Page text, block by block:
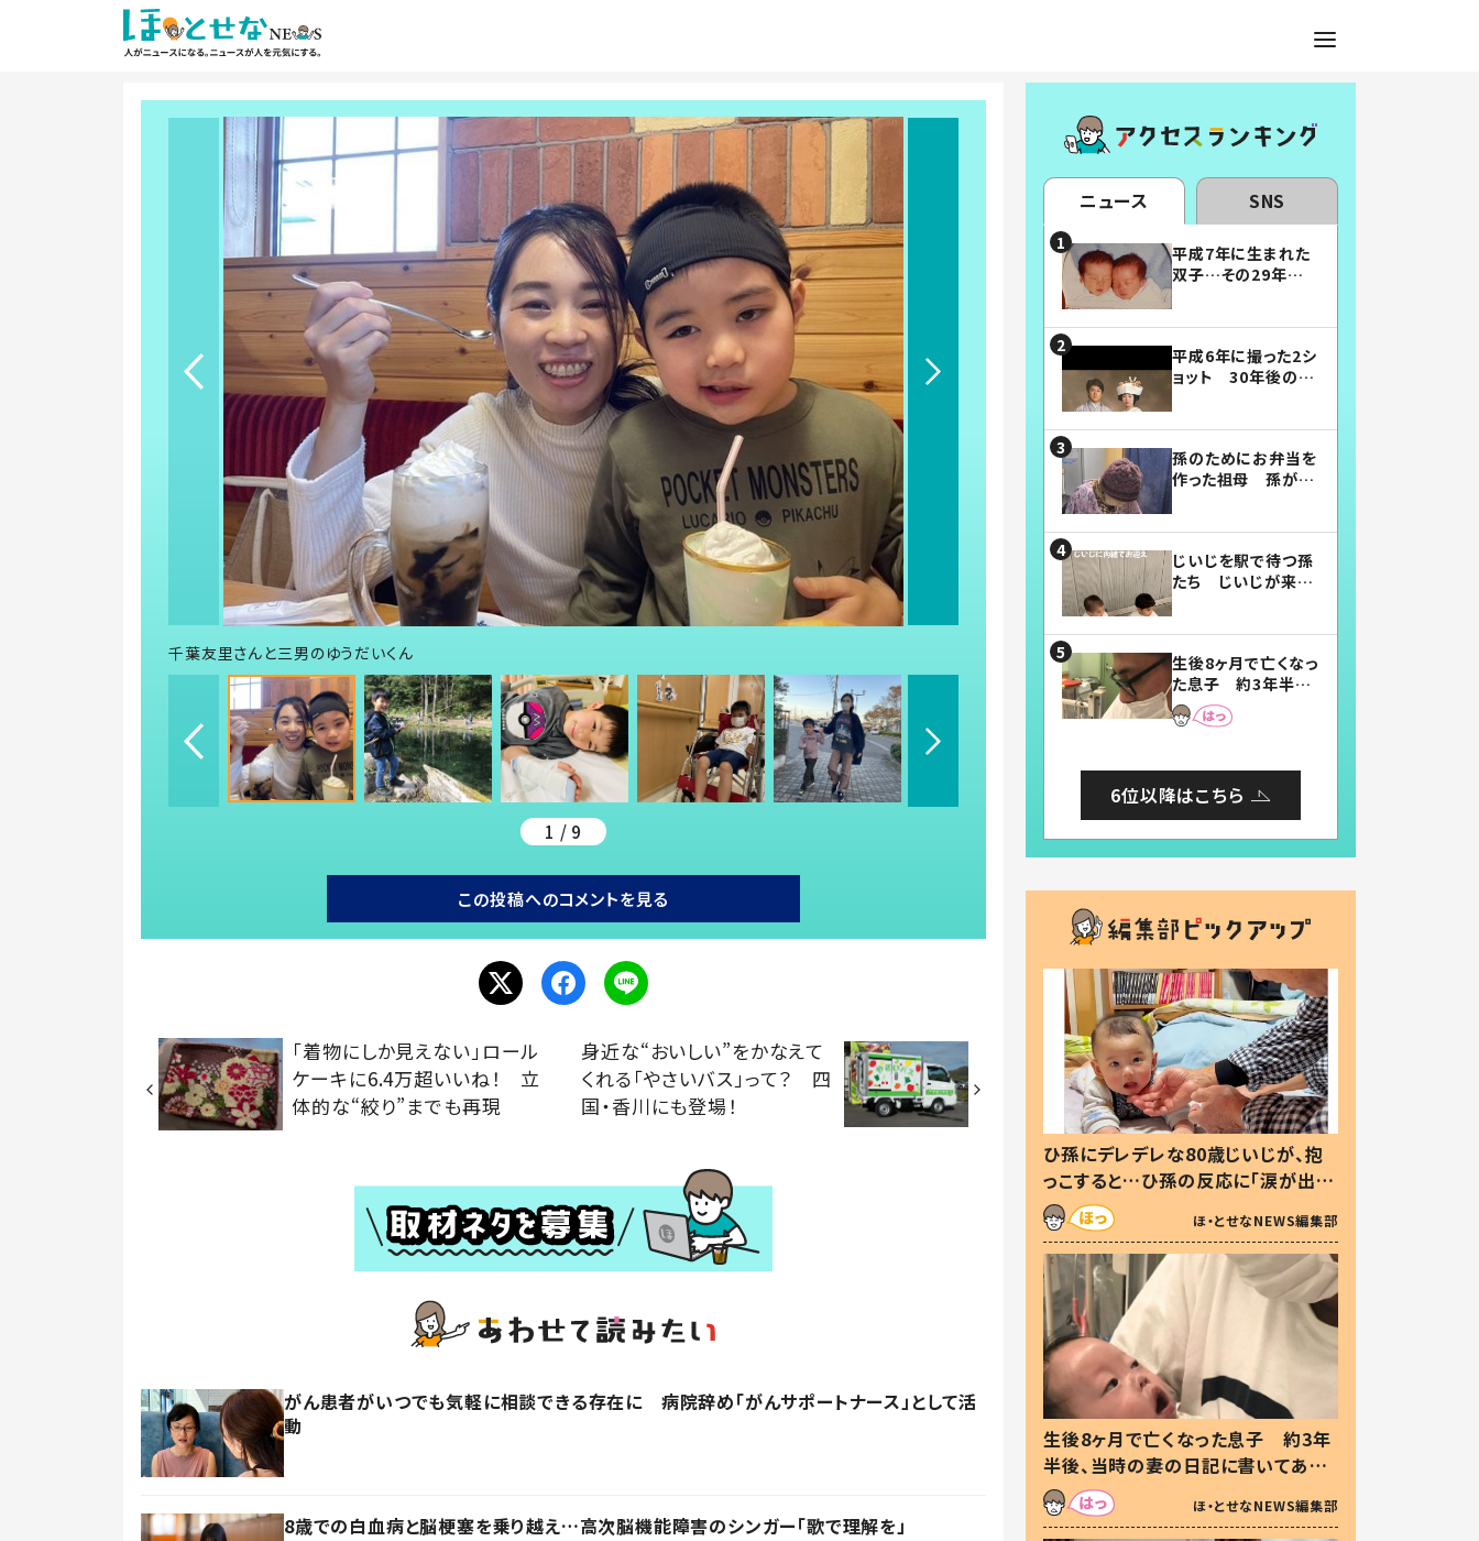
千葉友里さんと三男のゆうだいくん
1 / 9
この投稿へのコメントを見る
「着物にしか見えない」ロール
ケーキに6.4万超いいね！ 立
体的な“絞り”までも再現
身近な“おいしい”をかなえて
くれる「やさいバス」って？ 四
国・香川にも登場！
がん患者がいつでも気軽に相談できる存在に 病院辞め「がんサポートナース」として活
動
8歳での白血病と脳梗塞を乗り越え…高次脳機能障害のシンガー「歌で理解を」
ニュース SNS
平成7年に生まれた
双子…その29年後
平成6年に撮った2シ
ョット 30年後の姿
孫のためにお弁当を
作った祖母 孫が絶
じいじを駅で待つ孫
たち じいじが来た
まらない」「幸せにな
れる」
生後8ヶ月で亡くなっ
た息子 約3年半
後、当時の妻の日記
に書いてあった本音
6位以降はこちら
ひ孫にデレデレな80歳じいじが、抱
っこすると…ひ孫の反応に「涙が出ま
した」「可愛くて仕方ない」
ほ・とせなNEWS編集部
生後8ヶ月で亡くなった息子 約3年
半後、当時の妻の日記に書いてあっ
た本音とは
ほ・とせなNEWS編集部